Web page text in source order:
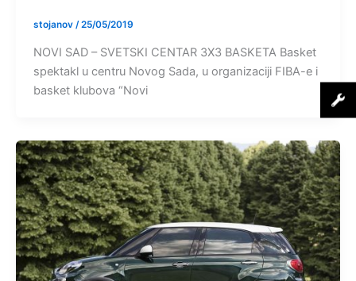
stojanov /25/05/2019
NOVI SAD – SVETSKI CENTAR 3X3 BASKETA Basket
spektakl u centru Novog Sada, u organizaciji FIBA-e i
basket klubova “Novi